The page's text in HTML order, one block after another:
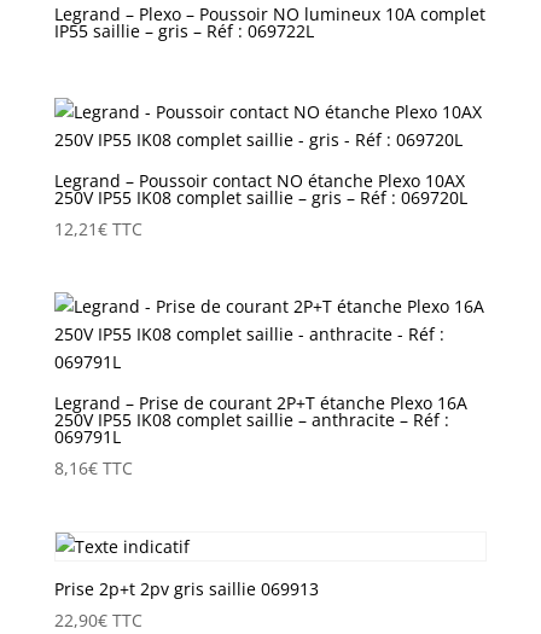
Legrand – Plexo – Poussoir NO lumineux 10A complet
IP55 saillie – gris – Réf : 069722L
Legrand – Poussoir contact NO étanche Plexo 10AX
250V IP55 IK08 complet saillie – gris – Réf : 069720L
12,21€ TTC
Legrand – Prise de courant 2P+T étanche Plexo 16A
250V IP55 IK08 complet saillie – anthracite – Réf :
069791L
8,16€ TTC
Prise 2p+t 2pv gris saillie 069913
22,90€ TTC